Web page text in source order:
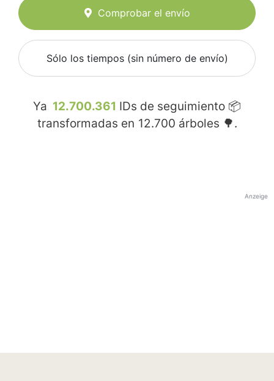
Comprobar el envío
Sólo los tiempos (sin número de envío)
Ya 12.700.361 IDs de seguimiento 📦
transformadas en 12.700 árboles 🌳.
Anzeige